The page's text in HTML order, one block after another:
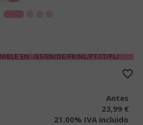
EN: /ES/EN/DE/FR/NL/PT/IT/PL/
Antes
23,99 €
21.00% IVA incluido